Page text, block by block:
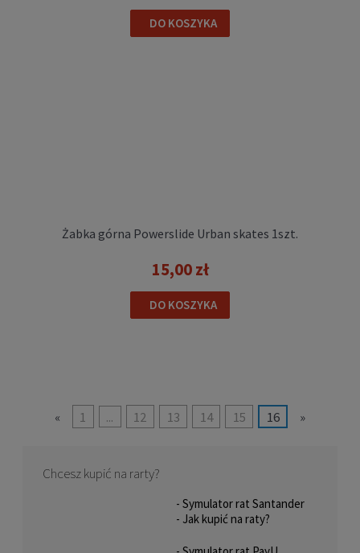
13,00 zł
DO KOSZYKA
DO KOSZYKA
Żabka górna Powerslide Urban skates 1szt.
15,00 zł
DO KOSZYKA
« 1 ... 12 13 14 15 16 »
Chcesz kupić na rarty?
- Symulator rat Santander
- Jak kupić na raty?